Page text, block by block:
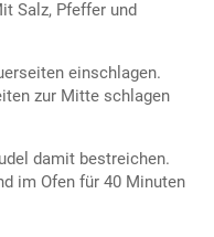
Salz, Pfeffer und
einschlagen.
zur Mitte schlagen
damit bestreichen.
im Ofen für 40 Minuten